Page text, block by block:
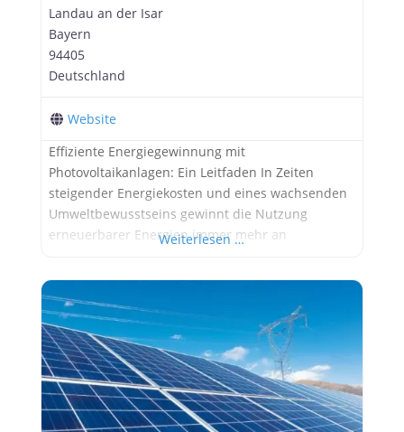
Landau an der Isar
Bayern
94405
Deutschland
Website
Effiziente Energiegewinnung mit
Photovoltaikanlagen: Ein Leitfaden In Zeiten
steigender Energiekosten und eines wachsenden
Umweltbewusstseins gewinnt die Nutzung
erneuerbarer Energien immer mehr an
zur Energiewende zu leisten und gleichzeitig
langfristig Geld zu sparen, bietet die Installation
einer Photovoltaikanlage. Was ist Photovoltaik?
Photovoltaik bezeichnet die direkte Umwandlung
von Sonnenlicht in elektrische Energie durch
Solarzellen. Diese Zellen
Weiterlesen …